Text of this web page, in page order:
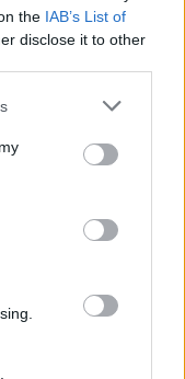
the IAB’s List of
disclose it to other
fel a Széchenyi